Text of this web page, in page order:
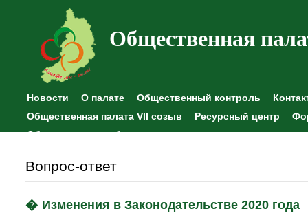
Общественная
Новости О палате Общественный контроль
Общественная палата VII созыв
Ресурсный центр
Общественные наблюдения
Вопрос-ответ
Изменения в Законодательстве 2020 года